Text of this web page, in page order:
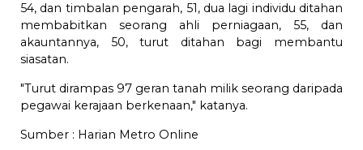
54, dan timbalan pengarah, 51, dua lagi individu ditahan
membabitkan seorang ahli perniagaan, 55, dan
akauntannya, 50, turut ditahan bagi membantu
siasatan.
"Turut dirampas 97 geran tanah milik seorang daripada
pegawai kerajaan berkenaan," katanya.
Sumber : Harian Metro Online